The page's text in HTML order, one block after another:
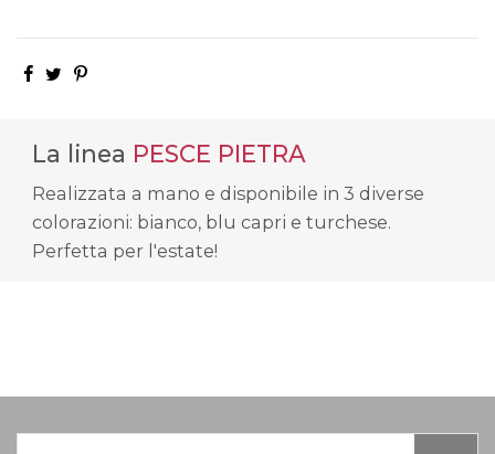
La linea PESCE PIETRA
Realizzata a mano e disponibile in 3 diverse
colorazioni: bianco, blu capri e turchese.
Perfetta per l'estate!